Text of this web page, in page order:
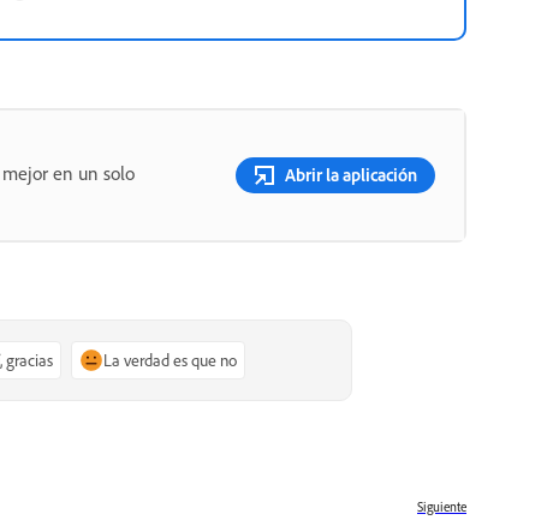
en un solo
Abrir la aplicación
gracias La verdad es que no
Siguiente